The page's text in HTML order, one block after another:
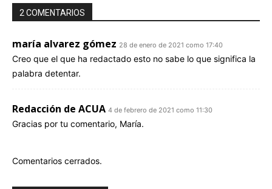
2 COMENTARIOS
maría alvarez gómez 28 de enero de 2021 como 17:40
Creo que el que ha redactado esto no sabe lo que significa la
palabra detentar.
Redacción de ACUA 4 de febrero de 2021 como 11:30
Gracias por tu comentario, María.
Comentarios cerrados.